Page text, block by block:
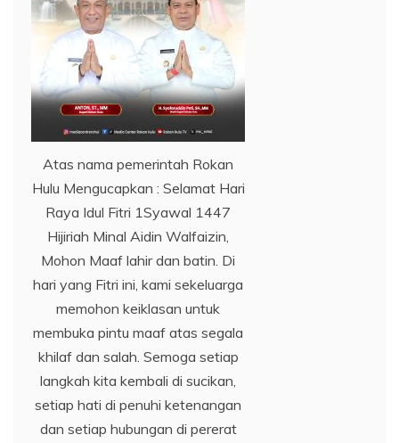
Atas nama pemerintah Rokan
Hulu Mengucapkan : Selamat Hari
Raya Idul Fitri 1Syawal 1447
Hijiriah Minal Aidin Walfaizin,
Mohon Maaf lahir dan batin. Di
hari yang Fitri ini, kami sekeluarga
memohon keiklasan untuk
membuka pintu maaf atas segala
khilaf dan salah. Semoga setiap
langkah kita kembali di sucikan,
setiap hati di penuhi ketenangan
dan setiap hubungan di pererat